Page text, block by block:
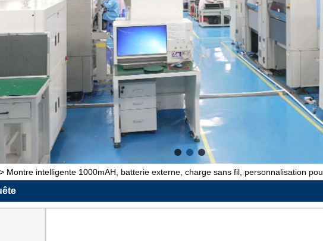
> Montre intelligente 1000mAH, batterie externe, charge sans fil, personnalisation